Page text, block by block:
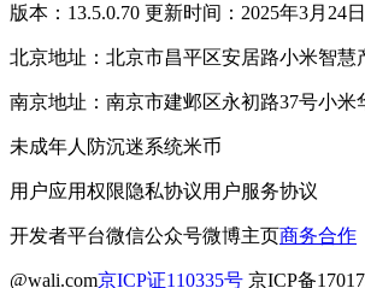
版本：13.5.0.70 更新时间：2025年3月24日
北京地址：北京市昌平区安居路小米智慧
南京地址：南京市建邺区永初路37号小米
未成年人防沉迷系统米币
用户应用权限隐私协议用户服务协议
开发者平台微信公众号微博主页商务合作
@wali.com京ICP证110335号 京ICP备